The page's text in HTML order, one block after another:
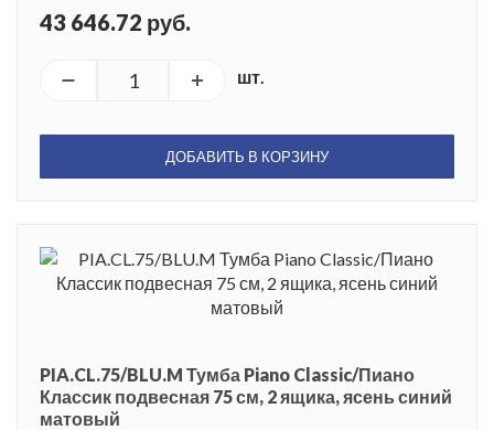
43 646.72 руб.
шт.
ДОБАВИТЬ В КОРЗИНУ
PIA.CL.75/BLU.M Тумба Piano Classic/Пиано
Классик подвесная 75 см, 2 ящика, ясень синий
матовый